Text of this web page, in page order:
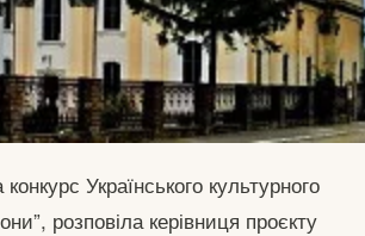
Українського культурного
розповіла керівниця проєкту